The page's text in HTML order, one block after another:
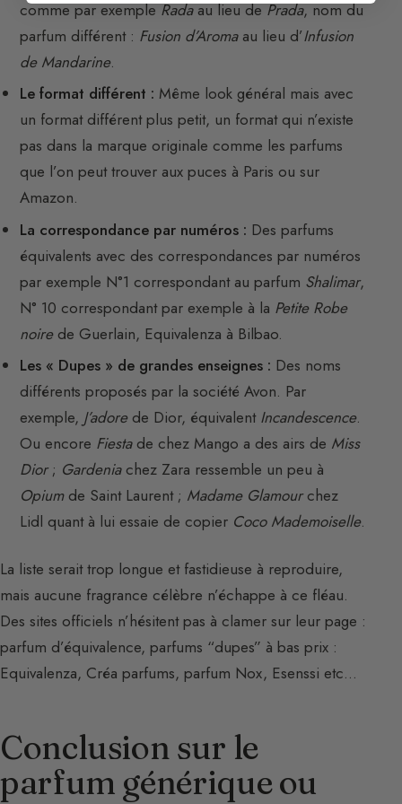
comme par exempleRadaau lieu dePrada, nom du
parfum différent : Fusion d’Aromaau lieu d’Infusion
de Mandarine.
Le format différent : Même look général mais avec
un format différent plus petit, un format qui n’existe
pas dans la marque originale comme les parfums
que l’on peut trouver aux puces à Paris ou sur
Amazon.
La correspondance par numéros : Des parfums
équivalents avec des correspondances par numéros
par exemple N°1 correspondant au parfum Shalimar,
N° 10 correspondant par exemple à la Petite Robe
noirede Guerlain, Equivalenza à Bilbao.
Les « Dupes » de grandes enseignes : Des noms
différents proposés par la société Avon. Par
exemple, J’adorede Dior, équivalent Incandescence.
Ou encore Fiestade chez Mango a des airs de Miss
Dior; Gardeniachez Zara ressemble un peu à
Opiumde Saint Laurent ; Madame Glamourchez
Lidl quant à lui essaie de copier Coco Mademoiselle.
La liste serait trop longue et fastidieuse à reproduire,
mais aucune fragrance célèbre n’échappe à ce fléau.
Des sites officiels n’hésitent pas à clamer sur leur page :
parfum d’équivalence, parfums “dupes” à bas prix :
Equivalenza, Créa parfums, parfum Nox, Esenssi etc…
Conclusion sur le
parfum générique ou